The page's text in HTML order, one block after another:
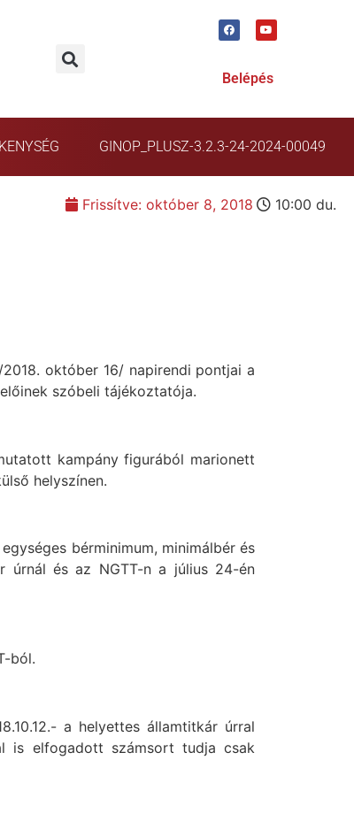
Belépés
GINOP_PLUSZ-3.2.3-24-2024-00049
Frissítve: október 8, 2018 10:00 du.
október 16/ napirendi pontjai a
szóbeli tájékoztatója.
kampány figurából marionett
helyszínen.
bérminimum, minimálbér és
úrnál és az NGTT-n a július 24-én
ból.
a helyettes államtitkár úrral
is elfogadott számsort tudja csak